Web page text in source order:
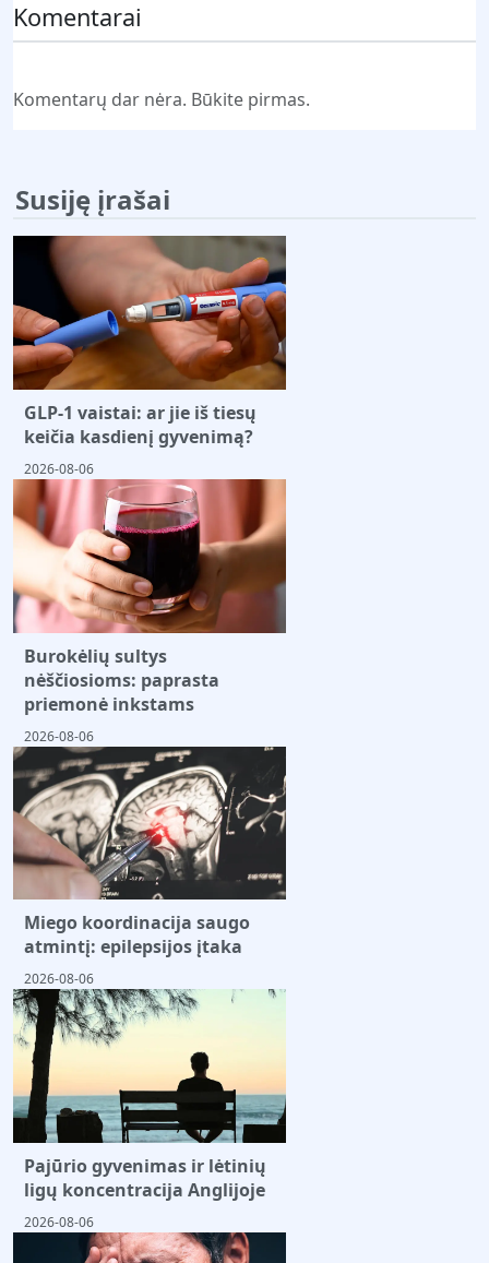
Komentarai
Komentarų dar nėra. Būkite pirmas.
Susiję įrašai
GLP-1 vaistai: ar jie iš tiesų
keičia kasdienį gyvenimą?
2026-08-06
Burokėlių sultys
nėščiosioms: paprasta
priemonė inkstams
2026-08-06
Miego koordinacija saugo
atmintį: epilepsijos įtaka
2026-08-06
Pajūrio gyvenimas ir lėtinių
ligų koncentracija Anglijoje
2026-08-06